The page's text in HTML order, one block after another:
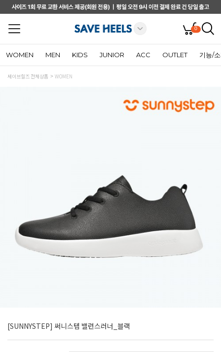
0
WOMEN MEN KIDS JUNIOR ACC OUTLET 기능/
세이브힐즈 전체상품 WOMEN
[SUNNYSTEP] 써니스텝 밸런스러너_블랙